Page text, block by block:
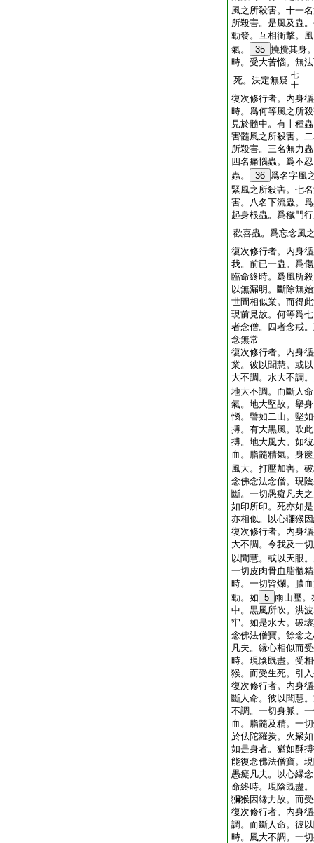
風之所殺害。十一
所殺害。是風及蟲
動發。互相衝撃。
氣。
35 撓攪其身
時。受大苦惱。無
死。決定無疑 七
十
復次修行者。内身
時。爲何等風之所
見於髓中。有十種
害髓風之所殺害。
所殺害。三名無力
四名痛惱蟲。爲不
蟲。
36 爲名字風
緊風之所殺害。七
害。八名下流蟲。
起身根蟲。爲穢門
歡喜蟲。爲忘念風
復次修行者。内身
我。前已一蟲。爲
臨命終時。爲風所
以無漏明。斷除無
世間相似業。而得
現前見故。何等爲
者念僧。四者念戒
念無常
復次修行者。内身
業。彼以聞慧。或
大不調。水大不調
地大不調。而斷人
氣。地大堅故。擧
惱。譬如二山。堅
搏。有大黒風。吹
搏。地大風大。如
血。脂髓精氣。身
風大。打壓加害。
念佛念法念僧。現
斷。一切愚癡凡夫
如印所印。死亦如
亦相似。以心獼猴
復次修行者。内身
大不調。令我及一
以聞慧。或以天眼
一切皮肉骨血脂髓
時。一切皆爛。膿
動。如 5 雨山壓。
中。黒風所吹。洪
牢。如是水大。破
念佛法僧寶。餘念
凡夫。縁心相似而
時。現陰既盡。受
猴。而受生死。引
復次修行者。内身
斷人命。彼以聞慧
不調。一切身脈。
血。脂髓及精。一
於佉陀羅炭。火聚
如是身者。猶如酥
能復念佛法僧寶。
愚癡凡夫。以心縁
命終時。現陰既盡
獼猴因縁力故。而
復次修行者。内身
調。而斷人命。彼
時。風大不調。一